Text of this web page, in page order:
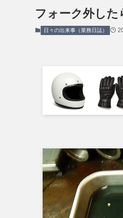
フォーク外し
日々の出来事（業務日誌）